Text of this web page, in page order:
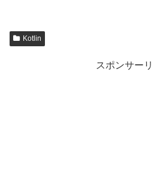
Kotlin
スポンサー